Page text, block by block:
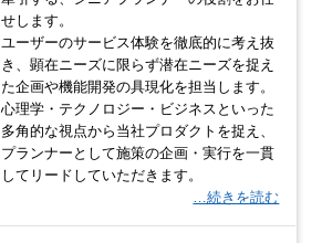
せします。
ユーザーのサービス体験を徹底的に考え抜
き、顕在ニーズに限らず潜在ニーズを捉え
た企画や機能開発の具現化を担当します。
心理学・テクノロジー・ビジネスといった
多角的な視点から当社プロダクトを捉え、
プランナーとして施策の企画・実行を一貫
してリードしていただきます。
…続きを読む